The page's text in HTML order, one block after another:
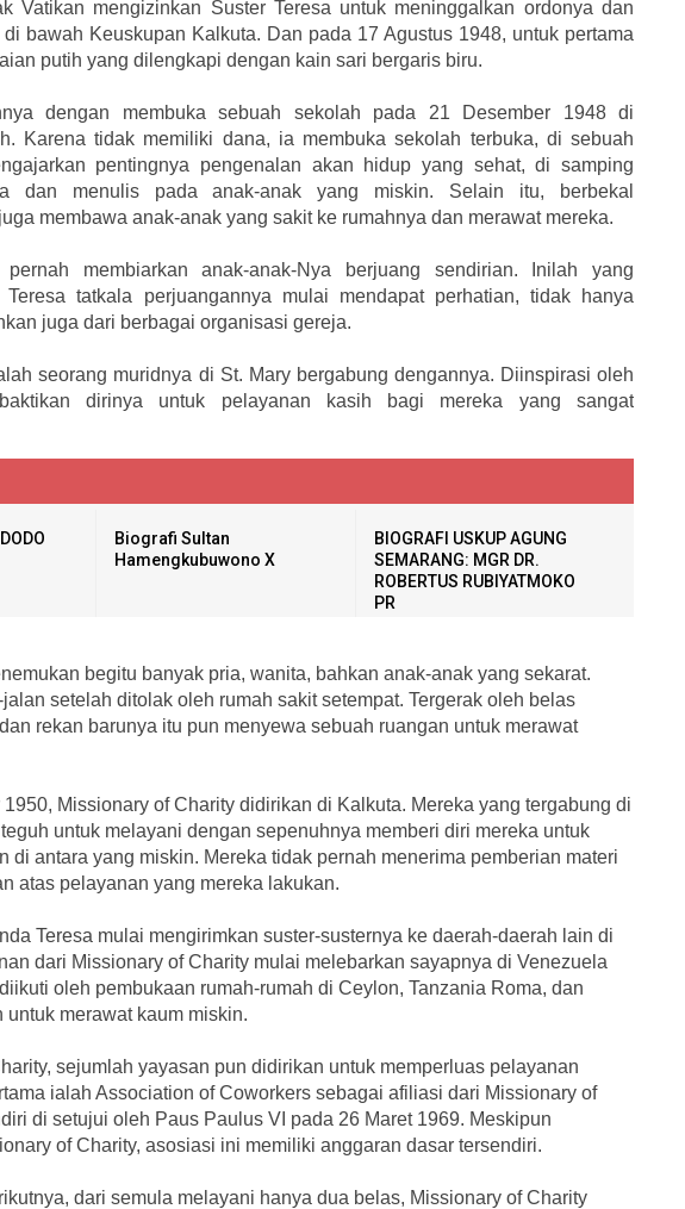
Vatikan mengizinkan Suster Teresa untuk meninggalkan ordonya dan
bawah Keuskupan Kalkuta. Dan pada 17 Agustus 1948, untuk pertama
putih yang dilengkapi dengan kain sari bergaris biru.
dengan membuka sebuah sekolah pada 21 Desember 1948 di
Karena tidak memiliki dana, ia membuka sekolah terbuka, di sebuah
pentingnya pengenalan akan hidup yang sehat, di samping
dan menulis pada anak-anak yang miskin. Selain itu, berbekal
membawa anak-anak yang sakit ke rumahnya dan merawat mereka.
membiarkan anak-anak-Nya berjuang sendirian. Inilah yang
tatkala perjuangannya mulai mendapat perhatian, tidak hanya
juga dari berbagai organisasi gereja.
seorang muridnya di St. Mary bergabung dengannya. Diinspirasi oleh
dirinya untuk pelayanan kasih bagi mereka yang sangat
Biografi Sultan
Hamengkubuwono X
BIOGRAFI USKUP AGUNG
SEMARANG: MGR DR.
ROBERTUS RUBIYATMOKO
PR
begitu banyak pria, wanita, bahkan anak-anak yang sekarat.
setelah ditolak oleh rumah sakit setempat. Tergerak oleh belas
rekan barunya itu pun menyewa sebuah ruangan untuk merawat
Missionary of Charity didirikan di Kalkuta. Mereka yang tergabung di
untuk melayani dengan sepenuhnya memberi diri mereka untuk
di antara yang miskin. Mereka tidak pernah menerima pemberian materi
atas pelayanan yang mereka lakukan.
Teresa mulai mengirimkan suster-susternya ke daerah-daerah lain di
dari Missionary of Charity mulai melebarkan sayapnya di Venezuela
oleh pembukaan rumah-rumah di Ceylon, Tanzania Roma, dan
merawat kaum miskin.
sejumlah yayasan pun didirikan untuk memperluas pelayanan
ialah Association of Coworkers sebagai afiliasi dari Missionary of
di setujui oleh Paus Paulus VI pada 26 Maret 1969. Meskipun
of Charity, asosiasi ini memiliki anggaran dasar tersendiri.
dari semula melayani hanya dua belas, Missionary of Charity